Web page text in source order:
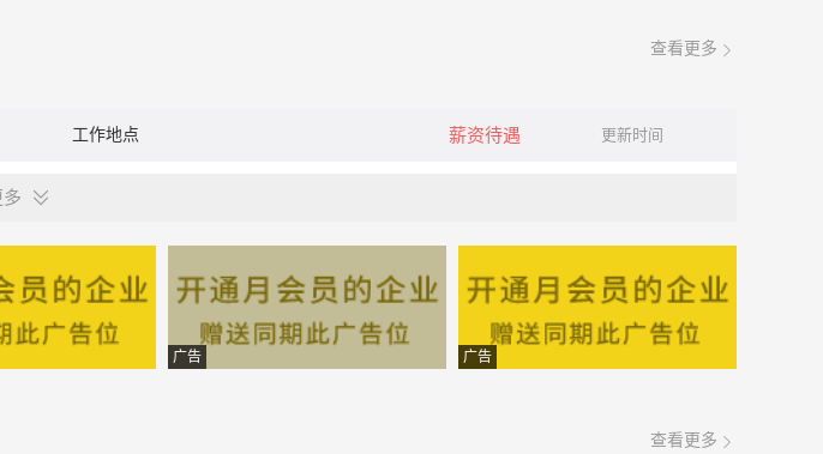
查看更多
工作地点 薪资待遇 更新时间
多
广告 广告
查看更多